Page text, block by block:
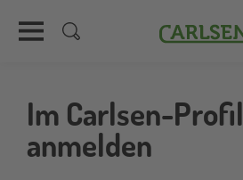
Im Carlsen-Profil
anmelden